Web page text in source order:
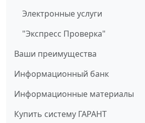
Электронные услуги
"Экспресс Проверка"
Ваши преимущества
Информационный банк
Информационные материалы
Купить систему ГАРАНТ